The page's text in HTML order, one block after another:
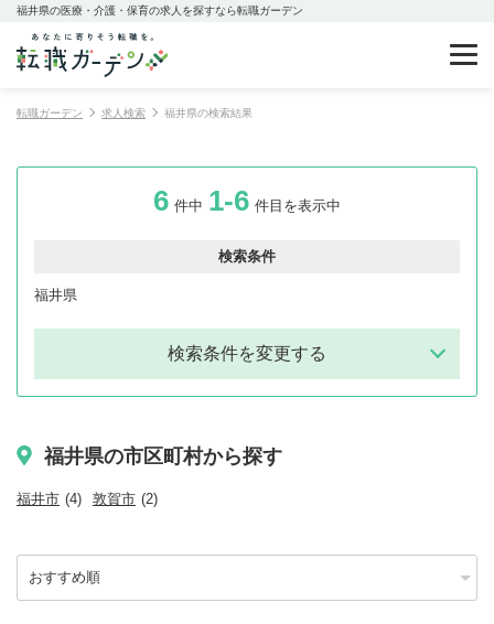
福井県の医療・介護・保育の求人を探すなら転職ガーデン
転職ガーデン 求人検索 福井県の検索結果
6 件中 1-6 件目を表示中
検索条件
福井県
検索条件を変更する
福井県の市区町村から探す
福井市 (4) 敦賀市 (2)